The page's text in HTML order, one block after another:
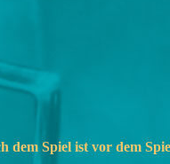
dem Spiel ist vor dem